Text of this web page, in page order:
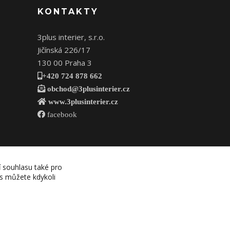
KONTAKTY
3plus interier, s.r.o.
Jičínská 226/17
130 00 Praha 3
+420 724 878 662
obchod@3plusinterier.cz
www.3plusinterier.cz
facebook
také pro
můžete kdykoli